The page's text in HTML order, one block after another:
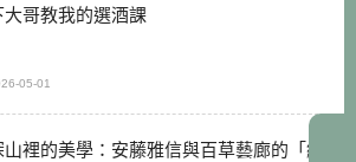
大哥教我的選酒課
05-01
山裡的美學：安藤雅信與百草藝廊的「絕